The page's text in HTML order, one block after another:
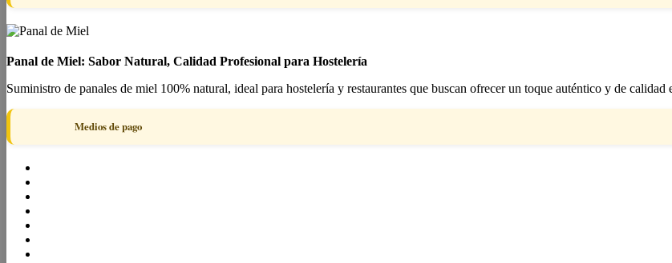
Panal de Miel: Sabor Natural, Calidad Profesional para Hostelería
Suministro de panales de miel 100% natural, ideal para hostelería y restaurantes que buscan ofrecer un toque auténtico y de calidad
Medios de pago